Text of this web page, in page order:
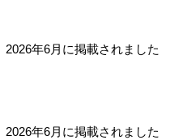
2026年6月に掲載されました
2026年6月に掲載されました